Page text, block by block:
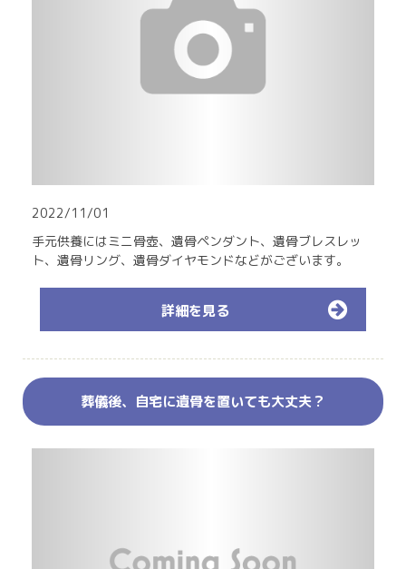
2022/11/01
手元供養にはミニ骨壺、遺骨ペンダント、遺骨ブレスレッ
ト、遺骨リング、遺骨ダイヤモンドなどがございます。
詳細を見る
葬儀後、自宅に遺骨を置いても大丈夫？